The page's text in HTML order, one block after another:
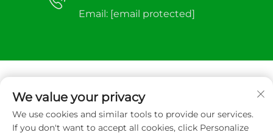
Email: [email protected]
कॉपीराइट © २०२५ झुझोउ सान्हे ऑटोमॅटिक कंट्रोल इक्विपमेंट कंपनी
लिमिटेड. सर्व हक्क राखीव.
We value your privacy
We use cookies and similar tools to provide our services.
If you don't want to accept all cookies, click Personalize